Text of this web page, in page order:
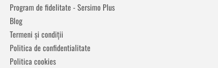
Program de fidelitate - Sersimo Plus
Blog
Termeni și condiții
Politica de confidentialitate
Politica cookies